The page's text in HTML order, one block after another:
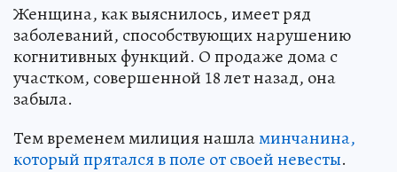
Женщина, как выяснилось, имеет ряд
заболеваний, способствующих нарушению
когнитивных функций. О продаже дома с
участком, совершенной 18 лет назад, она
забыла.
Тем временем милиция нашламинчанина,
который прятался в поле от своей невесты.